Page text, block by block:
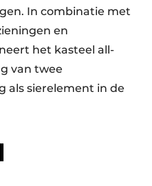
In combinatie met
en
het kasteel all-
van twee
als sierelement in de